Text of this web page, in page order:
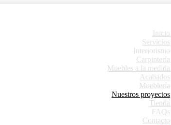
Inicio
Servicios
Interiorismo
Carpintería
Muebles a la medida
Acabados
Mueblería
Nuestros proyectos
Tienda
FAQs
Contacto